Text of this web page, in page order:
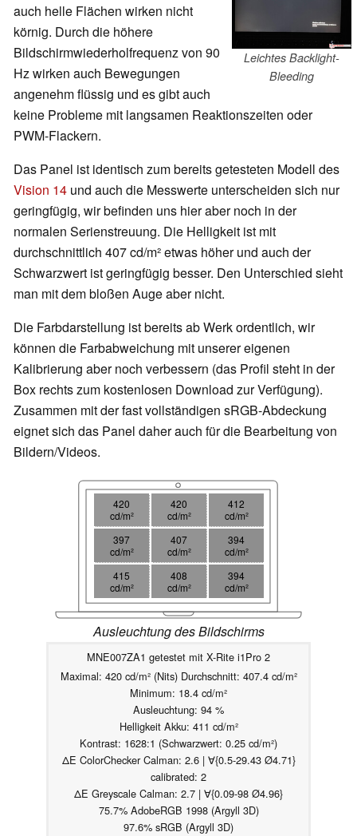
Leichtes Backlight-
Bleeding
auch helle Flächen wirken nicht
körnig. Durch die höhere
Bildschirmwiederholfrequenz von 90
Hz wirken auch Bewegungen
angenehm flüssig und es gibt auch
keine Probleme mit langsamen Reaktionszeiten oder
PWM-Flackern.
Das Panel ist identisch zum bereits getesteten Modell des
Vision 14 und auch die Messwerte unterscheiden sich nur
geringfügig, wir befinden uns hier aber noch in der
normalen Serienstreuung. Die Helligkeit ist mit
durchschnittlich 407 cd/m² etwas höher und auch der
Schwarzwert ist geringfügig besser. Den Unterschied sieht
man mit dem bloßen Auge aber nicht.
Die Farbdarstellung ist bereits ab Werk ordentlich, wir
können die Farbabweichung mit unserer eigenen
Kalibrierung aber noch verbessern (das Profil steht in der
Box rechts zum kostenlosen Download zur Verfügung).
Zusammen mit der fast vollständigen sRGB-Abdeckung
eignet sich das Panel daher auch für die Bearbeitung von
Bildern/Videos.
420
cd/m²
420
cd/m²
412
cd/m²
397
cd/m²
407
cd/m²
394
cd/m²
415
cd/m²
408
cd/m²
394
cd/m²
Ausleuchtung des Bildschirms
MNE007ZA1 getestet mit X-Rite i1Pro 2
Maximal: 420 cd/m² (Nits) Durchschnitt: 407.4 cd/m²
Minimum: 18.4 cd/m²
Ausleuchtung: 94 %
Helligkeit Akku: 411 cd/m²
Kontrast: 1628:1 (Schwarzwert: 0.25 cd/m²)
ΔE ColorChecker Calman: 2.6 | ∀{0.5-29.43 Ø4.71}
calibrated: 2
ΔE Greyscale Calman: 2.7 | ∀{0.09-98 Ø4.96}
75.7% AdobeRGB 1998 (Argyll 3D)
97.6% sRGB (Argyll 3D)